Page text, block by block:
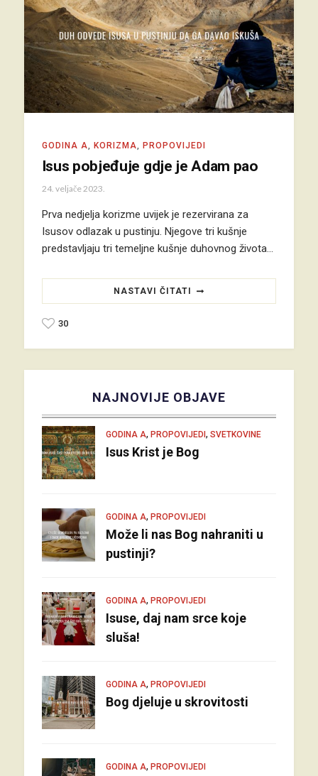
GODINA A, KORIZMA, PROPOVIJEDI
Isus pobjeđuje gdje je Adam pao
24. veljače 2023.
Prva nedjelja korizme uvijek je rezervirana za
Isusov odlazak u pustinju. Njegove tri kušnje
predstavljaju tri temeljne kušnje duhovnog života…
NASTAVI ČITATI
30
NAJNOVIJE OBJAVE
GODINA A, PROPOVIJEDI , SVETKOVINE
Isus Krist je Bog
GODINA A, PROPOVIJEDI
Može li nas Bog nahraniti u
pustinji?
GODINA A, PROPOVIJEDI
Isuse, daj nam srce koje
sluša!
GODINA A, PROPOVIJEDI
Bog djeluje u skrovitosti
GODINA A, PROPOVIJEDI